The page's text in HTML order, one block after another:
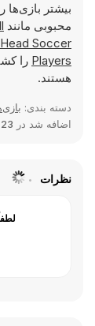
بیشتر بازی‌ها
محبوبی مانند
Soccer
Players
هستند.
دسته بندی:
اضافه شد در 23 آوریل 2026
نظرات